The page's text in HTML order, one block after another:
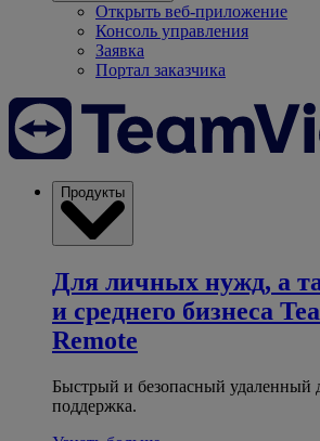
Открыть веб-приложение
Консоль управления
Заявка
Портал заказчика
Продукты
Для личных нужд, а
и среднего бизнеса
Remote
Быстрый и безопасный удаленный
поддержка.